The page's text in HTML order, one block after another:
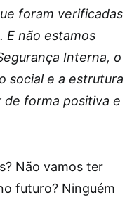
foram verificadas
E não estamos
Interna, o
social e a estrutura
de forma positiva e
Não vamos ter
futuro? Ninguém